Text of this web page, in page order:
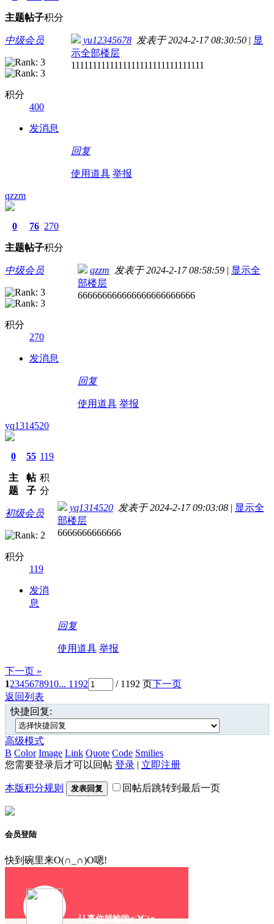
主题帖子积分
中级会员
积分
400
发消息
yu12345678 发表于 2024-2-17 08:30:50 | 显
示全部楼层
1111111111111111111111111111111
回复
使用道具 举报
qzzm
0
主题
76
帖子
270
积分
中级会员
积分
270
发消息
qzzm 发表于 2024-2-17 08:58:59 | 显示全
部楼层
666666666666666666666666
回复
使用道具 举报
yq1314520
0
主
题
55
帖
子
119
积
分
初级会员
积分
119
发消
息
yq1314520 发表于 2024-2-17 09:03:08 | 显示全
部楼层
6666666666666
回复
使用道具 举报
下一页 »
12345678910... 1192 / 1192 页下一页
返回列表
快捷回复:
高级模式
B Color Image Link Quote Code Smilies
您需要登录后才可以回帖 登录 | 立即注册
本版积分规则 发表回复 回帖后跳转到最后一页
会员登陆
快到碗里来O(∩_∩)O嗯!
认真你就输啦σ`∀´)σ